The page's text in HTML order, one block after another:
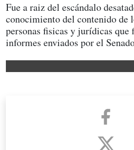
Fue a raiz del escándalo
conocimiento del contenido de
personas fisicas y jurídicas que
informes enviados por el